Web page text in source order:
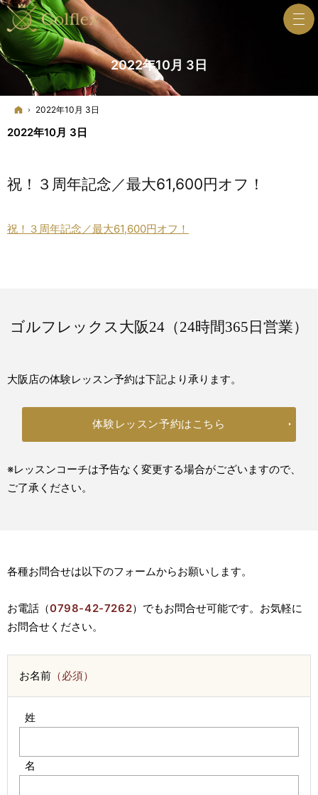
2022年10月 3日
ホーム
2022年10月 3日
2022年10月 3日
祝！３周年記念／最大61,600円オフ！
祝！３周年記念／最大61,600円オフ！
ゴルフレックス大阪24 （24時間365日営業）
大阪店の体験レッスン予約は下記より承ります。
体験レッスン予約はこちら
※レッスンコーチは予告なく変更する場合がございますので、
ご了承ください。
各種お問合せは以下のフォームからお願いします。
お電話（0798-42-7262）でもお問合せ可能です。お気軽に
お問合せください。
お名前 （必須）
姓
名